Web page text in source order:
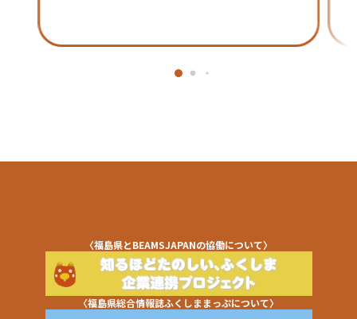
〈福島県とBEAMSJAPANの協働について〉
〈福島県総合情報誌ふくしままっぷについて〉